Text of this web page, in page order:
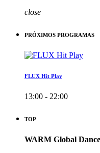
close
PRÓXIMOS PROGRAMAS
FLUX Hit Play
13:00 - 22:00
TOP
WARM Global